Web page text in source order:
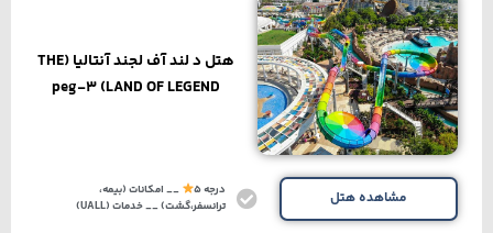
هتل د لند آف لجند آنتالیا (THE
LAND OF LEGEND) peg-3
مشاهده هتل درجه 5
__ امکانات (بیمه،
ترانسفر،گشت) __ خدمات (UALL)